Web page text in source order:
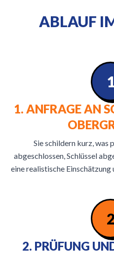
ABLAUF
1. ANFRAGE AN
Sie schildern kurz, was
abgeschlossen, Schlüssel
eine realistische
1
2
2. PRÜFUNG